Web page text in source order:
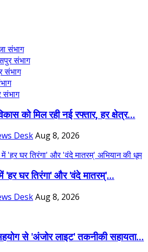
संभाग
संभाग
संभाग
संभाग
को मिल रही नई रफ्तार, हर क्षेत्र...
DeskAug 8, 2026
'हर घर तिरंगा' और 'वंदे मातरम्'...
DeskAug 8, 2026
से 'अंजोर लाइट' तकनीकी सहायता...